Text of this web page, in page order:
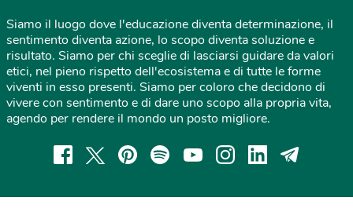
Siamo il luogo dove l'educazione diventa determinazione, il
sentimento diventa azione, lo scopo diventa soluzione e
risultato. Siamo per chi sceglie di lasciarsi guidare da valori
etici, nel pieno rispetto dell'ecosistema e di tutte le forme
viventi in esso presenti. Siamo per coloro che decidono di
vivere con sentimento e di dare uno scopo alla propria vita,
agendo per rendere il mondo un posto migliore.